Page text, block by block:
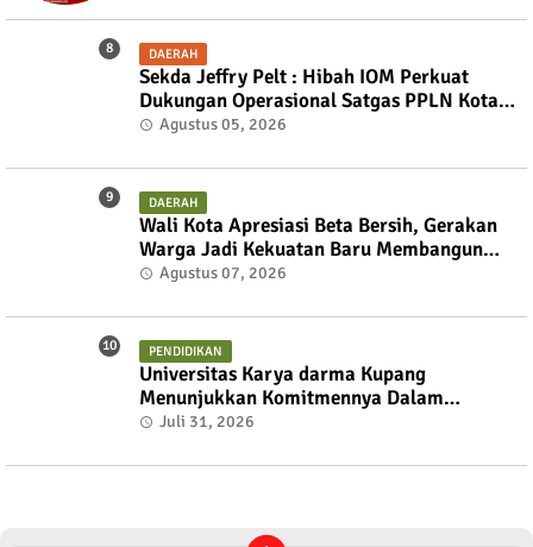
DAERAH
Sekda Jeffry Pelt : Hibah IOM Perkuat
Dukungan Operasional Satgas PPLN Kota
Kupang
Agustus 05, 2026
DAERAH
Wali Kota Apresiasi Beta Bersih, Gerakan
Warga Jadi Kekuatan Baru Membangun
Kota Kupang
Agustus 07, 2026
PENDIDIKAN
Universitas Karya darma Kupang
Menunjukkan Komitmennya Dalam
Mendukung Pembangunan Masyarakat
Juli 31, 2026